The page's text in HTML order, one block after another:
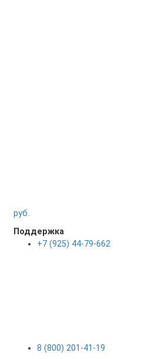
руб.
Поддержка
+7 (925) 44-79-662
8 (800) 201-41-19